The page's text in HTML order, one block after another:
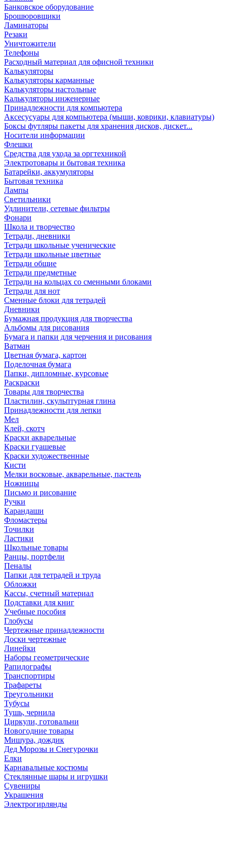
Банковское оборудование
Брошюровщики
Ламинаторы
Резаки
Уничтожители
Телефоны
Расходный материал для офисной техники
Калькуляторы
Калькуляторы карманные
Калькуляторы настольные
Калькуляторы инженерные
Принадлежности для компьютера
Аксесусуары для компьютера (мыши, коврики, клавиатуры)
Боксы футляры пакеты для хранения дисков, дискет...
Носители информации
Флешки
Средства для ухода за оргтехникой
Электротовары и бытовая техника
Батарейки, аккумуляторы
Бытовая техника
Лампы
Светильники
Удлинители, сетевые фильтры
Фонари
Школа и творчество
Тетради, дневники
Тетради школьные ученические
Тетради школьные цветные
Тетради общие
Тетради предметные
Тетради на кольцах со сменными блоками
Тетради для нот
Сменные блоки для тетрадей
Дневники
Бумажная продукция для творчества
Альбомы для рисования
Бумага и папки для черчения и рисования
Ватман
Цветная бумага, картон
Поделочная бумага
Папки, дипломные, курсовые
Раскраски
Товары для творчества
Пластилин, скульптурная глина
Принадлежности для лепки
Мел
Клей, скотч
Краски акварельные
Краски гуашевые
Краски художественные
Кисти
Мелки восковые, акварельные, пастель
Ножницы
Письмо и рисование
Ручки
Карандаши
Фломастеры
Точилки
Ластики
Школьные товары
Ранцы, портфели
Пеналы
Папки для тетрадей и труда
Обложки
Кассы, счетный материал
Подставки для книг
Учебные пособия
Глобусы
Чертежные принадлежности
Доски чертежные
Линейки
Наборы геометрические
Рапидографы
Транспортиры
Трафареты
Треугольники
Тубусы
Тушь, чернила
Циркули, готовальни
Новогодние товары
Мишура, дождик
Дед Морозы и Снегурочки
Елки
Карнавальные костюмы
Стеклянные шары и игрушки
Сувениры
Украшения
Электрогирлянды